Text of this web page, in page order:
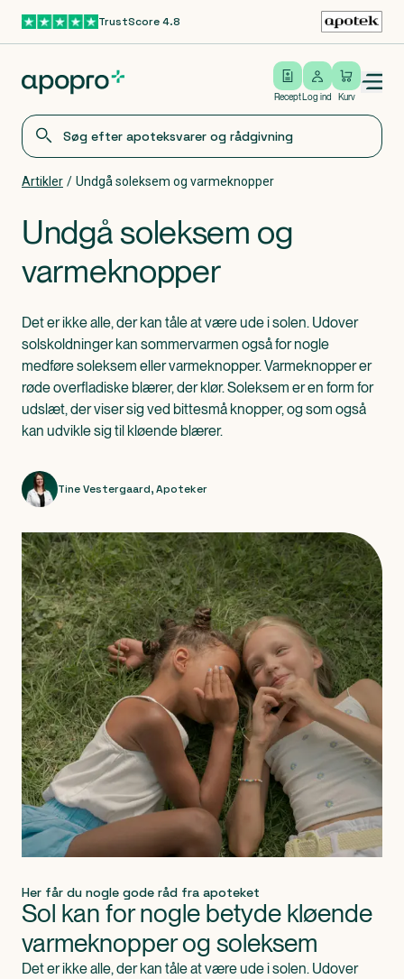
Gå til hovedindholdTrustScore 4.8
Recept
Log ind
Log ind Kurv
Open/close menu
Artikler / Undgå soleksem og varmeknopper
Undgå soleksem og
varmeknopper
Det er ikke alle, der kan tåle at være ude i solen. Udover
solskoldninger kan sommervarmen også for nogle
medføre soleksem eller varmeknopper. Varmeknopper er
røde overfladiske blærer, der klør. Soleksem er en form for
udslæt, der viser sig ved bittesmå knopper, og som også
kan udvikle sig til kløende blærer.
Tine Vestergaard,Apoteker
Her får du nogle gode råd fra apoteket
Sol kan for nogle betyde kløende
varmeknopper og soleksem
Det er ikke alle, der kan tåle at være ude i solen. Udover